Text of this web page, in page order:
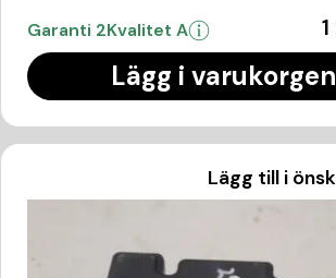
Garanti 2Kvalitet A
Lägg i varukorgen
Lägg till i